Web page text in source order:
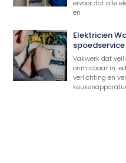
ervoor dat alle
en
Elektricien
spoedservice
Vakwerk dat
onmisbaar in
verlichting en